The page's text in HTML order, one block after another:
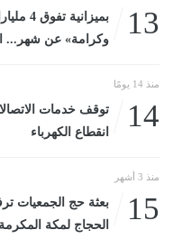
13
وكرامة» عن شهر... الثلاثاء، 14 يوليو
منذ 14 يومًا
14
توقف خدمات
انقطاع الكهرباء
منذ 3 أشهر
15
بعثة حج الجمعيات
الحجاج لمكة المكرمة